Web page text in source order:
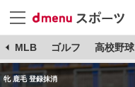
MLB ゴルフ 高校野球
牝 鹿毛 登録抹消